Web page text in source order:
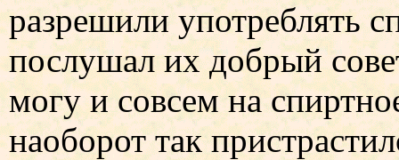
разрешили употреблять
послушал их добрый
могу и совсем на
наоборот так